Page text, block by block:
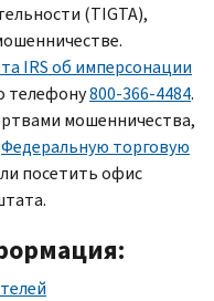
(TIGTA),
IRSоб имперсонации
телефону800-366-4484.
мошенничества,
Федеральную торговую
посетить офис